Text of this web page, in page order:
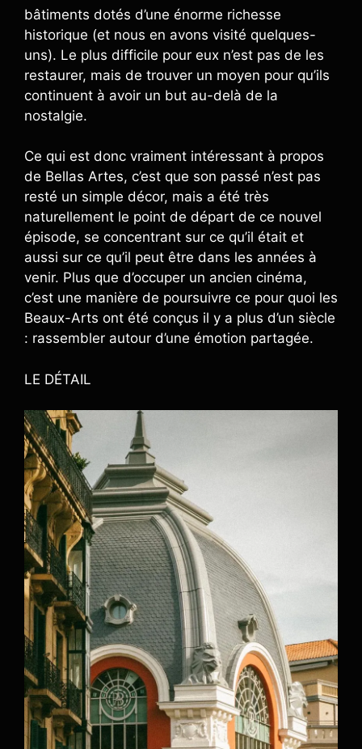
bâtiments dotés d’une énorme richesse
historique (et nous en avons visité quelques-
uns). Le plus difficile pour eux n’est pas de les
restaurer, mais de trouver un moyen pour qu’ils
continuent à avoir un but au-delà de la
nostalgie.
Ce qui est donc vraiment intéressant à propos
de Bellas Artes, c’est que son passé n’est pas
resté un simple décor, mais a été très
naturellement le point de départ de ce nouvel
épisode, se concentrant sur ce qu’il était et
aussi sur ce qu’il peut être dans les années à
venir. Plus que d’occuper un ancien cinéma,
c’est une manière de poursuivre ce pour quoi les
Beaux-Arts ont été conçus il y a plus d’un siècle
: rassembler autour d’une émotion partagée.
LE DÉTAIL